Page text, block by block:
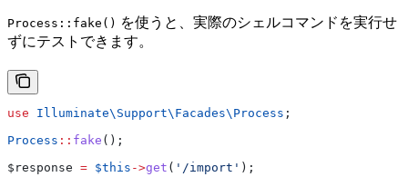
Process::fake() を使うと、実際のシェルコマンドを実行せ
ずにテストできます。
use Illuminate\Support\Facades\ Process ;
Process :: fake ();
$response = $this ->get ( '/import' );